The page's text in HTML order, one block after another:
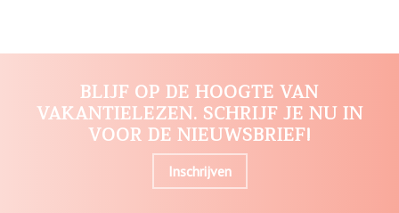
BLIJF OP DE HOOGTE VAN
VAKANTIELEZEN. SCHRIJF JE NU IN
VOOR DE NIEUWSBRIEF!
Inschrijven